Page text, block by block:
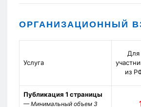
ОРГАНИЗАЦИОННЫЙ
Услуга
Для
из
Публикация 1 страницы
— Минимальный объем 3